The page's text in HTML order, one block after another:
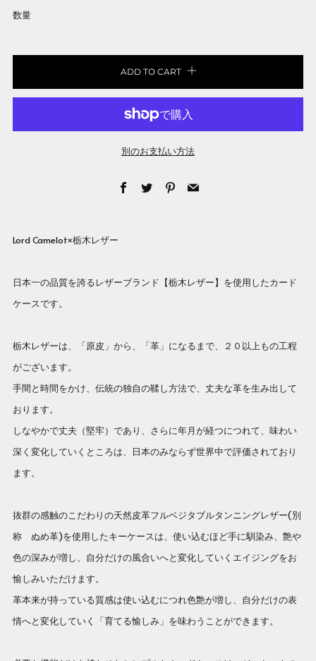
数量
ADD TO CART
別のお支払い方法
Facebook
TwitterPinterest
Email
Lord Camelot×栃木レザー
日本一の品質を誇るレザーブランド【栃木レザー】を使用したカード
ケースです。
栃木レザーは、「原皮」から、「革」になるまで、２０以上もの工程
がございます。
手間と時間をかけ、伝統の独自の鞣し方法で、丈夫な革を生み出して
おります。
しなやかで丈夫（堅牢）であり、さらに年月が経つにつれて、味わい
深く変化していくところは、日本のみならず世界中で評価されており
ます。
抜群の感触のこだわりの天然皮革フルベジタブルタンニングレザー(別
称 ぬめ革)を使用したキーケースは、使い込むほど手に馴染み、艶や
色の深みが増し、自分だけの風合いへと変化していくエイジングをお
愉しみいただけます。
革本来が持っている質感は使い込むにつれ色艶が増し、自分だけの表
情へと変化していく「育てる愉しみ」を味わうことができます。